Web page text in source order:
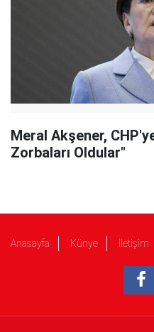
Meral Akşener,
Zorbaları Oldular"
Anasayfa Künye İletişim